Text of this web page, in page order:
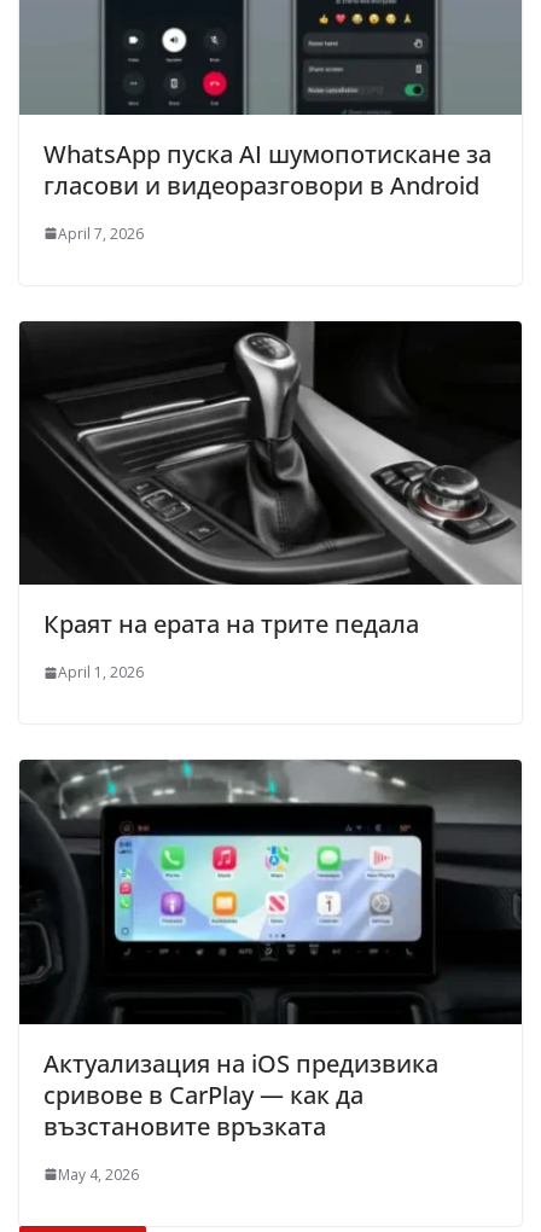
WhatsApp пуска AI шумопотискане за
гласови и видеоразговори в Android
April 7, 2026
Краят на ерата на трите педала
April 1, 2026
Актуализация на iOS предизвика
сривове в CarPlay — как да
възстановите връзката
May 4, 2026